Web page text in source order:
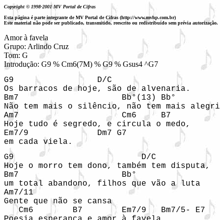
Copyright © 1998-2001 MV Portal de Cifras
Esta página é parte integrante de MV Portal de Cifras (http://www.mvhp.com.br)
Este material não pode ser publicado, transmitido, reescrito ou redistribuído sem prévia autorização.
Amor à favela
Grupo: Arlindo Cruz
Tom: G
Introdução: G9 % Cm6(7M) % G9 % Gsus4 ^G7
G9                 D/C
Os barracos de hoje, são de alvenaria.
Bm7                     Bb°(13) Bb°
Não tem mais o silêncio, não tem mais
Am7                     Cm6     B7
Hoje tudo é segredo, e circula o medo,
Em7/9              Dm7 G7
G9                          D/C
Hoje o morro tem dono, também tem disputa,
Bm7                     Bb°
um total abandono, filhos que vão a luta
Am7/11
Gente que não se cansa
   Cm6        B7        Em7/9   Bm7/5- E7